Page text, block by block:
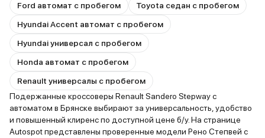
Ford автомат с пробегом
Toyota седан с пробегом
Hyundai Accent автомат с пробегом
Hyundai универсал с пробегом
Honda автомат с пробегом
Renault универсалы с пробегом
Подержанные кроссоверы Renault Sandero Stepway с
автоматом в Брянске выбирают за универсальность, удобство
и повышенный клиренс по доступной цене б/у. На странице
Autospot представлены проверенные модели Рено Степвей с